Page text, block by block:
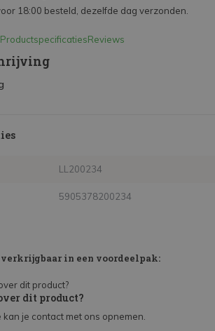
18:00 besteld, dezelfde dag verzonden.
ProductspecificatiesReviews
LL200234
5905378200234
in een voordeelpak:
dit product?
je contact met ons opnemen.